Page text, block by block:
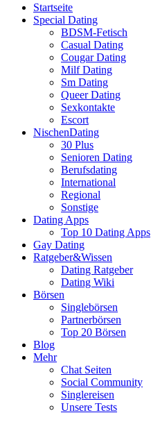
Startseite
Special Dating
BDSM-Fetisch
Casual Dating
Cougar Dating
Milf Dating
Sm Dating
Queer Dating
Sexkontakte
Escort
NischenDating
30 Plus
Senioren Dating
Berufsdating
International
Regional
Sonstige
Dating Apps
Top 10 Dating Apps
Gay Dating
Ratgeber&Wissen
Dating Ratgeber
Dating Wiki
Börsen
Singlebörsen
Partnerbörsen
Top 20 Börsen
Blog
Mehr
Chat Seiten
Social Community
Singlereisen
Unsere Tests